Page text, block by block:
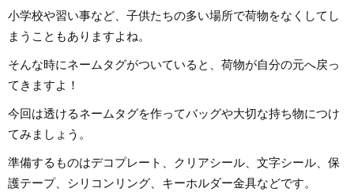
小学校や習い事など、子供たちの多い場所で荷物をなくしてし
まうこともありますよね。
そんな時にネームタグがついていると、荷物が自分の元へ戻っ
てきますよ！
今回は透けるネームタグを作ってバッグや大切な持ち物につけ
てみましょう。
準備するものはデコプレート、クリアシール、文字シール、保
護テープ、シリコンリング、キーホルダー金具などです。